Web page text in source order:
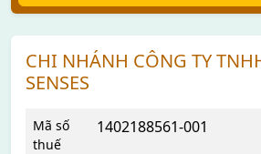
CHI NHÁNH CÔNG TY
SENSES
Mã số
thuế
1402188561-001